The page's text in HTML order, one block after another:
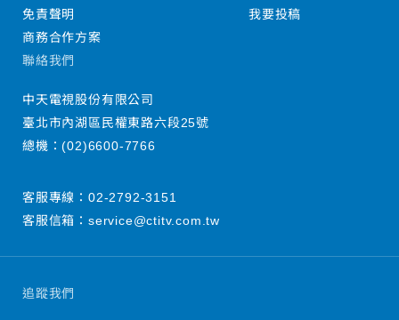
追蹤我們
免責聲明
商務合作方案
我要投稿
聯絡我們
中天電視股份有限公司
臺北市內湖區民權東路六段25號
總機：(02)6600-7766
客服專線： 02-2792-3151
客服信箱： service@ctitv.com.tw